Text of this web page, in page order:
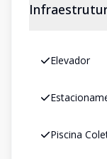
Elevador
Piscina